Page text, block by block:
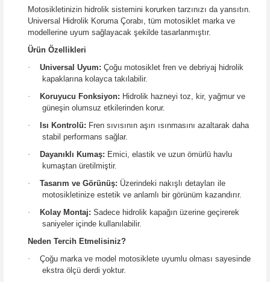
Motosikletinizin hidrolik sistemini korurken tarzınızı da yansıtın.
Universal Hidrolik Koruma Çorabı, tüm motosiklet marka ve
modellerine uyum sağlayacak şekilde tasarlanmıştır.
Ürün Özellikleri
·
Universal Uyum: Çoğu motosiklet fren ve debriyaj hidrolik
kapaklarına kolayca takılabilir.
·
Koruyucu Fonksiyon: Hidrolik hazneyi toz, kir, yağmur ve
güneşin olumsuz etkilerinden korur.
·
Isı Kontrolü: Fren sıvısının aşırı ısınmasını azaltarak daha
stabil performans sağlar.
·
Dayanıklı Kumaş: Emici, elastik ve uzun ömürlü havlu
kumaştan üretilmiştir.
·
Tasarım ve Görünüş: Üzerindeki nakışlı detayları ile
motosikletinize estetik ve anlamlı bir görünüm kazandırır.
·
Kolay Montaj: Sadece hidrolik kapağın üzerine geçirerek
saniyeler içinde kullanılabilir.
Neden Tercih Etmelisiniz?
·
Çoğu marka ve model motosiklete uyumlu olması sayesinde
ekstra ölçü derdi yoktur.